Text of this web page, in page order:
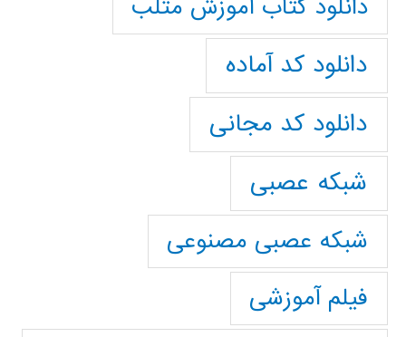
دانلود کتاب آموزش متلب
دانلود کد آماده
دانلود کد مجانی
شبکه عصبی
شبکه عصبی مصنوعی
فیلم آموزشی